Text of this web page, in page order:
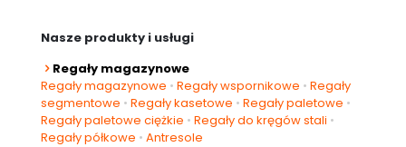
Nasze produkty i usługi
Regały magazynowe
Regały magazynowe • Regały wspornikowe • Regały
segmentowe • Regały kasetowe • Regały paletowe •
Regały paletowe ciężkie • Regały do kręgów stali •
Regały półkowe • Antresole